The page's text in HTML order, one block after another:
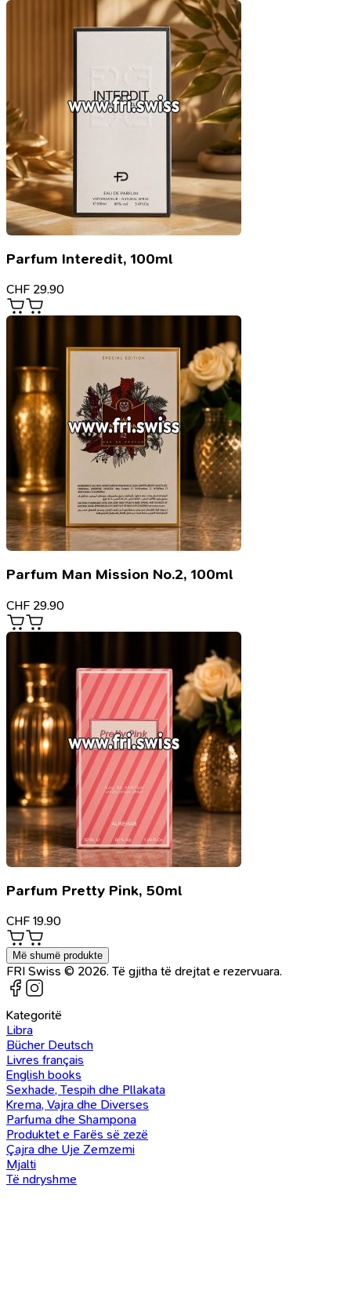
Parfum Interedit, 100ml
CHF 29.90
Parfum Man Mission No.2, 100ml
CHF 29.90
Parfum Pretty Pink, 50ml
CHF 19.90
Më shumë produkte
FRI Swiss © 2026. Të gjitha të drejtat e rezervuara.
Kategoritë
Libra
Bücher Deutsch
Livres français
English books
Sexhade, Tespih dhe Pllakata
Krema, Vajra dhe Diverses
Parfuma dhe Shampona
Produktet e Farës së zezë
Çajra dhe Uje Zemzemi
Mjalti
Të ndryshme